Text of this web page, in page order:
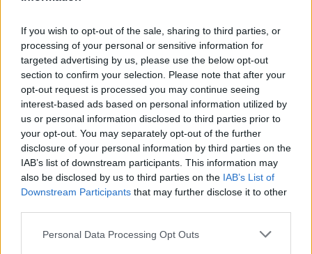
If you wish to opt-out of the sale, sharing to third parties, or
processing of your personal or sensitive information for
targeted advertising by us, please use the below opt-out
section to confirm your selection. Please note that after your
opt-out request is processed you may continue seeing
interest-based ads based on personal information utilized by
us or personal information disclosed to third parties prior to
your opt-out. You may separately opt-out of the further
disclosure of your personal information by third parties on the
IAB’s list of downstream participants. This information may
also be disclosed by us to third parties on the IAB’s List of
Downstream Participants that may further disclose it to other
Personal Data Processing Opt Outs
bude příběh místní kdysi
významné obce s poštou,
četnickou stanicí i několika hostinci, která zanikla zhruba před 80
lety kvůli zřízení vojenského výcvikového prostoru Ralsko.
Opravený pomník chce geopark ukázat na konci srpna při akci
Proměny, která každoročně připomíná historii zaniklých obcí z
tohoto území. ČTK o tom informovala ředitelka Národního
geoparku Ralsko Lenka Mrázová.
Čeští a němečtí ochránci přírody obnoví biodiverzitu
kolem Liberce a Žitavy
2.8.2026 18:32 | LIBEREC (ČTK)
přírody chtějí obnovit
biologickou rozmanitost na
více než 150 hektarech